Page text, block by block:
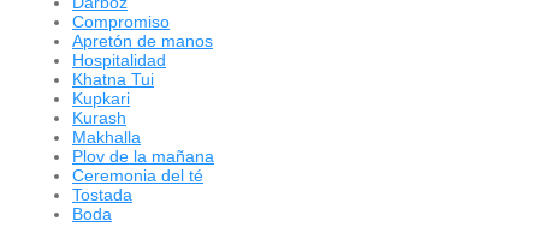
Compromiso
Apretón de manos
Hospitalidad
Khatna Tui
Kupkari
Kurash
Makhalla
Plov de la mañana
Ceremonia del té
Tostada
Boda